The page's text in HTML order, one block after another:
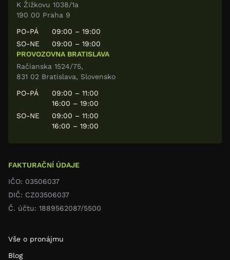
Vše o pronájmu
Blog
FAKTURAČNÍ ÚDAJE
IČO: 03506037
DIČ: CZ03506037
Č. účtu: 1889562087/5500
K Žižkovu 1038/1a
190 00 Praha 9
PO-PÁ
09:00 – 19:00
SO-NE
09:00 – 19:00
PROVOZOVNA BRATISLAVA
Račianska 1524/75,
831 02 Bratislava, Slovensko
PO-PÁ
09:00 – 11:00
16:00 – 19:00
SO-NE
09:00 – 11:00
16:00 – 19:00